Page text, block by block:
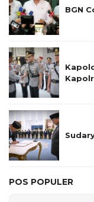
BGN
POS POPULER